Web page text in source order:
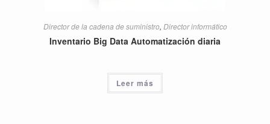
Director de la cadena de suministro, Director informático
Inventario Big Data Automatización diaria
Leer más